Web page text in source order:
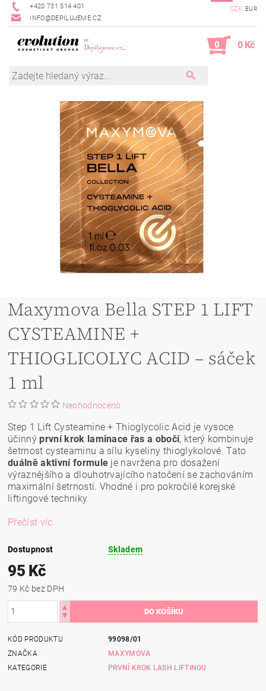
+420 731 514 401
INFO@DEPILUJEME.CZ
CZK EUR
0 0 Kč
Maxymova Bella STEP 1 LIFT
CYSTEAMINE +
THIOGLICOLYC ACID – sáček
1 ml
Neohodnoceno
Step 1 Lift Cysteamine + Thioglycolic Acid je vysoce
účinný první krok laminace řas a obočí, který kombinuje
šetrnost cysteaminu a sílu kyseliny thioglykolové. Tato
duálně aktivní formule je navržena pro dosažení
výraznějšího a dlouhotrvajícího natočení se zachováním
maximální šetrnosti. Vhodné i pro pokročilé korejské
liftingové techniky.
Přečíst víc
Dostupnost Skladem
95 Kč
79 Kč bez DPH
KÓD PRODUKTU
99098/01
ZNAČKA
MAXYMOVA
KATEGORIE
PRVNÍ KROK LASH LIFTINGU